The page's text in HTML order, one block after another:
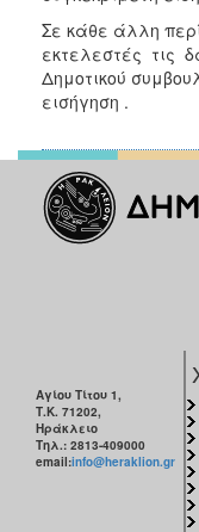
Σε κάθε άλλη
εκτελεστές τις
Δημοτικού
εισήγηση .
Αγίου Τίτου 1,
Τ.Κ. 71202,
Ηράκλειο
Τηλ.: 2813-409000
email:info@heraklion.gr